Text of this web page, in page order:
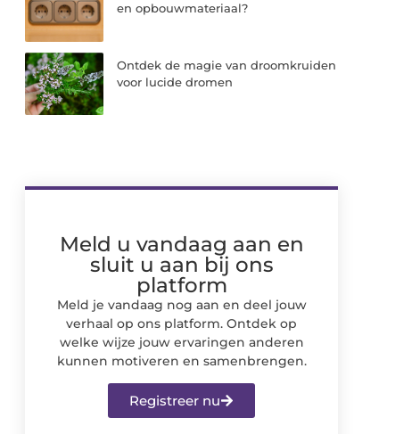
en opbouwmateriaal?
Ontdek de magie van droomkruiden
voor lucide dromen
Meld u vandaag aan en
sluit u aan bij ons
platform
Meld je vandaag nog aan en deel jouw
verhaal op ons platform. Ontdek op
welke wijze jouw ervaringen anderen
kunnen motiveren en samenbrengen.
Registreer nu